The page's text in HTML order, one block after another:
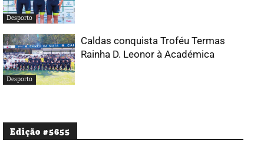
Desporto
Desporto
Caldas conquista Troféu Termas
Rainha D. Leonor à Académica
Edição #5655